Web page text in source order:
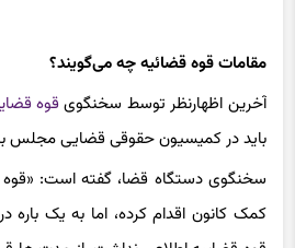
آخرین اظهارنظر توسط سخنگویقوه
باید در کمیسیون حقوقی قضایی مجلس
سخنگوی دستگاه قضا، گفته است: «قوه
کمک کانون اقدام کرده، اما به یک
قوه قضاییه اطلاعی نداشت. از مدت